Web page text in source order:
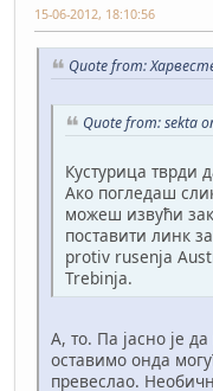
15-06-2012, 18:10:56
Quote from:
Quote from: sekta
Кустурица тврди
Ако погледаш
можеш извући
поставити линк
protiv rusenja
Trebinja.
А, то. Па јасно је
оставимо онда
превеслао.